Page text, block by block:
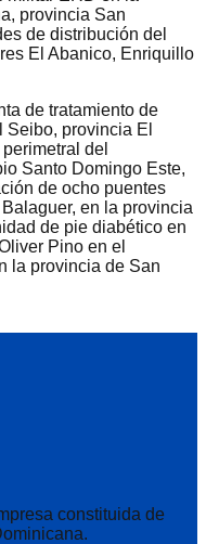
provincia San
de distribución del
El Abanico, Enriquillo
de tratamiento de
provincia El
del
Santo Domingo Este,
de ocho puentes
en la provincia
de pie diabético en
Pino en el
la provincia de San
constituida de